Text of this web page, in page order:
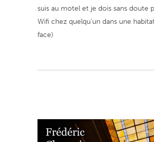
suis au motel et je dois sans doute
Wifi chez quelqu’un dans une
face)